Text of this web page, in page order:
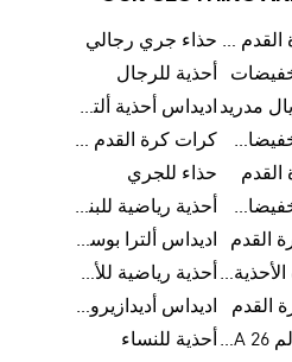
أحذية كرة القدم للرجال حذاء جري رجالي
أحذية للرجال
مدريد
اديداس أحذية ألترا بوست للرجال
اديداس تخفيضات للأطفال
كرات كرة القدم للرجال
القدم
حذاء للجري
اديداس تخفيضات للرجال
أحذية رياضية للبنات
القدم
اديداس ألترا بوست
تخفيضات الأحذية للرجال
أحذية رياضية للأطفال
القدم
اديداس أديدازيرو معدات الجري
كأس العالم FIFA 26™ أحذية للنساء